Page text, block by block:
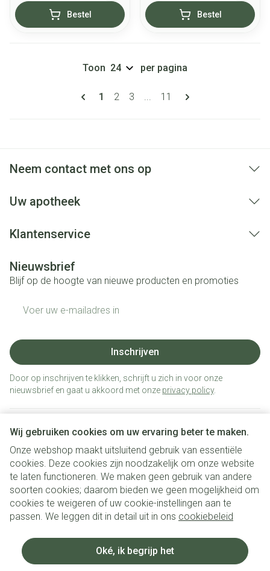
Wij gebruiken cookies om uw ervaring beter te maken.
Onze webshop maakt uitsluitend gebruik van essentiële
cookies. Deze cookies zijn noodzakelijk om onze website
te laten functioneren. We maken geen gebruik van andere
soorten cookies; daarom bieden we geen mogelijkheid om
cookies te weigeren of uw cookie-instellingen aan te
passen. We leggen dit in detail uit in ons cookiebeleid
Oké, ik begrijp het
Bestel Bestel
Pagina's
U lees momenteel pagina
1 Pagina
2 Pagina
3 ... Pagina
11
Toon per pagina
Neem contact met ons op
Uw apotheek
Klantenservice
Nieuwsbrief
Blijf op de hoogte van nieuwe producten en promoties
Inschrijven
Door op inschrijven te klikken, schrijft u zich in voor onze
nieuwsbrief en gaat u akkoord met onze privacy policy.
Juridische links